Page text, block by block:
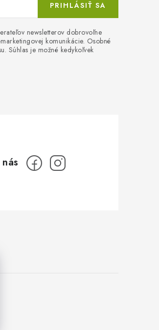
newsletterov dobrovoľne
komunikácie. Osobné
Súhlas je možné kedykoľvek
PRIHLÁSIŤ SA